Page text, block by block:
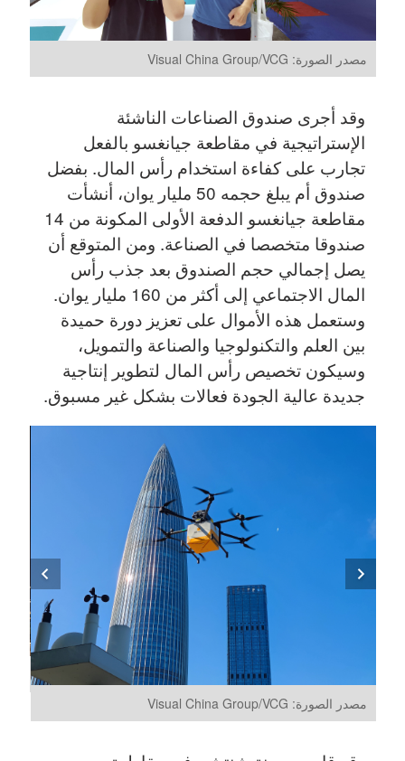
مصدر الصورة: Visual China Group/VCG
وقد أجرى صندوق الصناعات الناشئة
الإستراتيجية في مقاطعة جيانغسو بالفعل
تجارب على كفاءة استخدام رأس المال. بفضل
صندوق أم يبلغ حجمه 50 مليار يوان، أنشأت
مقاطعة جيانغسو الدفعة الأولى المكونة من 14
صندوقا متخصصا في الصناعة. ومن المتوقع أن
يصل إجمالي حجم الصندوق بعد جذب رأس
المال الاجتماعي إلى أكثر من 160 مليار يوان.
وستعمل هذه الأموال على تعزيز دورة حميدة
بين العلم والتكنولوجيا والصناعة والتمويل،
وسيكون تخصيص رأس المال لتطوير إنتاجية
جديدة عالية الجودة فعالات بشكل غير مسبوق.
مصدر الصورة: Visual China Group/VCG